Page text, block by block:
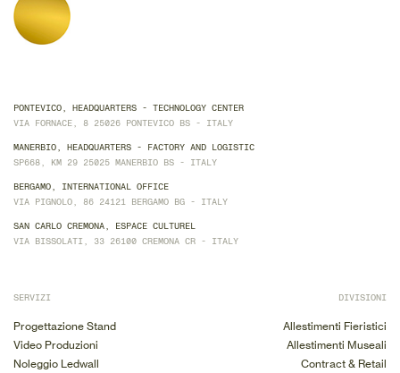
PONTEVICO, HEADQUARTERS - TECHNOLOGY CENTER
VIA FORNACE, 8 25026 PONTEVICO BS - ITALY
MANERBIO, HEADQUARTERS - FACTORY AND LOGISTIC
SP668, KM 29 25025 MANERBIO BS - ITALY
BERGAMO, INTERNATIONAL OFFICE
VIA PIGNOLO, 86 24121 BERGAMO BG - ITALY
SAN CARLO CREMONA, ESPACE CULTUREL
VIA BISSOLATI, 33 26100 CREMONA CR - ITALY
DIVISIONI
Allestimenti Fieristici
Allestimenti Museali
Contract & Retail
SERVIZI
Progettazione Stand
Video Produzioni
Noleggio Ledwall